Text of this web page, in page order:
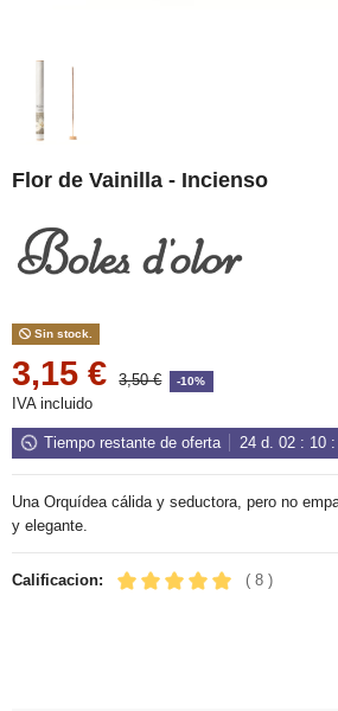
Flor de Vainilla - Incienso
Sin stock.
3,15 € 3,50 € -10%
IVA incluido
Tiempo restante de oferta 24d. 02: 10:
Una Orquídea cálida y seductora, pero no
y elegante.
Calificacion: ( 8 )